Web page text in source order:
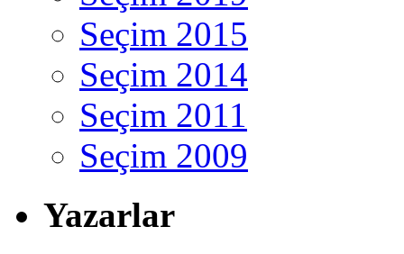
Seçim 2015
Seçim 2014
Seçim 2011
Seçim 2009
Yazarlar